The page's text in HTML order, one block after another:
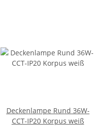
Deckenlampe Rund 36W-
CCT-IP20 Korpus weiß